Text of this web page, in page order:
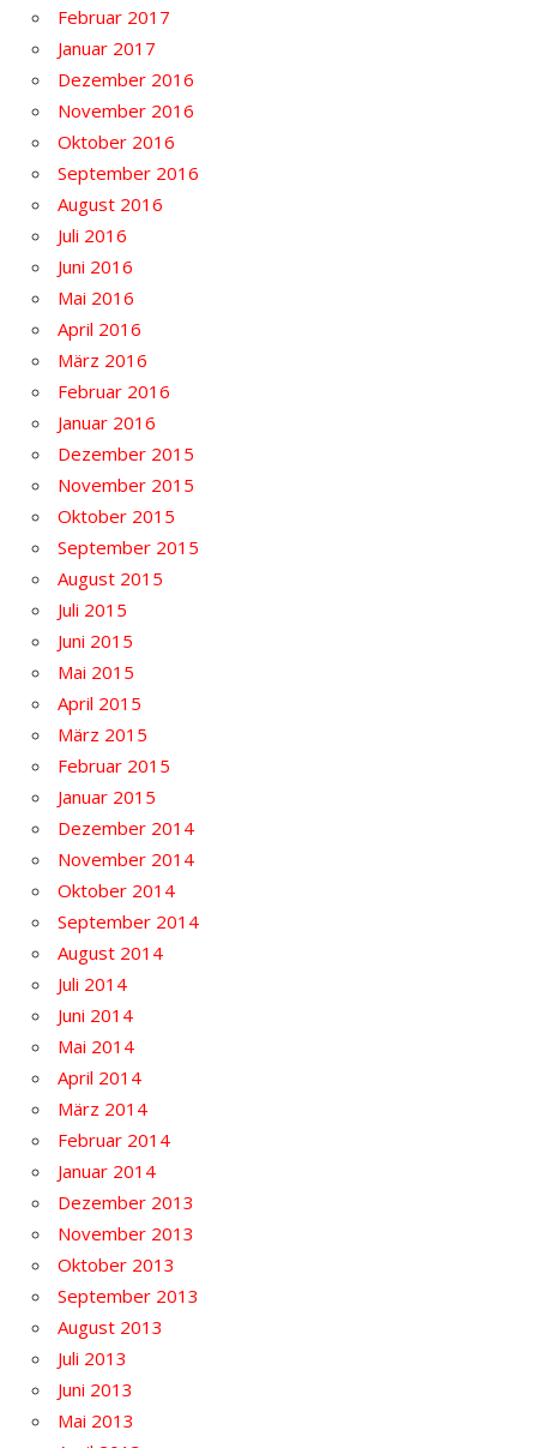
Februar 2017
Januar 2017
Dezember 2016
November 2016
Oktober 2016
September 2016
August 2016
Juli 2016
Juni 2016
Mai 2016
April 2016
März 2016
Februar 2016
Januar 2016
Dezember 2015
November 2015
Oktober 2015
September 2015
August 2015
Juli 2015
Juni 2015
Mai 2015
April 2015
März 2015
Februar 2015
Januar 2015
Dezember 2014
November 2014
Oktober 2014
September 2014
August 2014
Juli 2014
Juni 2014
Mai 2014
April 2014
März 2014
Februar 2014
Januar 2014
Dezember 2013
November 2013
Oktober 2013
September 2013
August 2013
Juli 2013
Juni 2013
Mai 2013